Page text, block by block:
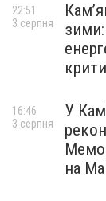
22:51
3 серпня
У
на
16:46
3 серпня